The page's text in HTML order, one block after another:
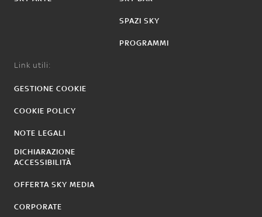
SPAZI SKY
PROGRAMMI
Link utili:
GESTIONE COOKIE
COOKIE POLICY
NOTE LEGALI
DICHIARAZIONE
ACCESSIBILITÀ
OFFERTA SKY MEDIA
CORPORATE